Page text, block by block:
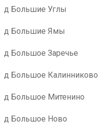
д Большие Углы
д Большие Ямы
д Большое Заречье
д Большое Калинниково
д Большое Митенино
д Большое Ново